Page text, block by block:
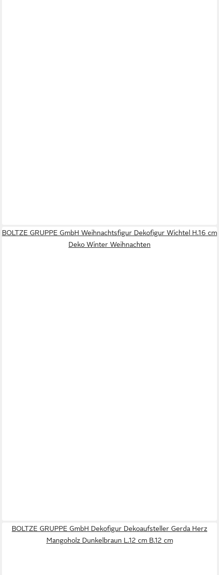
BOLTZE GRUPPE GmbH Weihnachtsfigur Dekofigur Wichtel H.16 cm
Deko Winter Weihnachten
BOLTZE GRUPPE GmbH Dekofigur Dekoaufsteller Gerda Herz
Mangoholz Dunkelbraun L.12 cm B.12 cm